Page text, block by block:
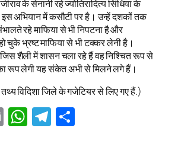
के सेनानी रहे ज्योतिरादित्य सिंधिया के
इस अभियान में कसौटी पर है। उन्हें दशकों तक
रहे माफिया से भी निपटना है और
चुके भ्रष्ट माफिया से भी टक्कर लेनी है।
जिस शैली में शासन चला रहे हैं वह निश्चित रूप से
रूप लेगी यह संकेत अभी से मिलने लगे हैं।
विदिशा जिले के गजेटियर से लिए गए हैं.)
EmailWhatsApp
Telegram